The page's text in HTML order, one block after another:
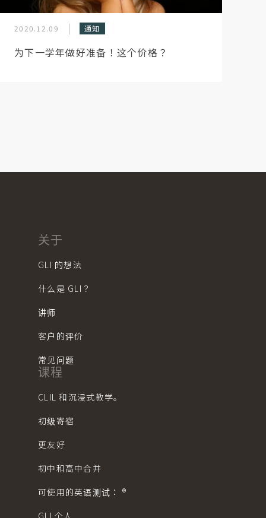
2020.12.09 通知
为下一学年做好准备！这个价格？
关于
GLI 的想法
什么是 GLI？
讲师
客户的评价
常见问题
课程
CLIL 和沉浸式教学。
初级寄宿
更友好
初中和高中合并
可使用的英语测试： ®︎
GLI 个人